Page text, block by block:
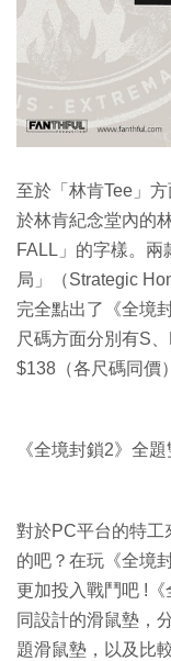
至於「林肯Tee」
於林肯紀念堂內的
FALL」的字樣。兩
局」（Strategic
完全點出了《全境
尺碼方面分別有S
$138（各尺碼同價
《全境封鎖2》全
對於PC平台的特工
的吧？在玩《全境
更加投入戰鬥吧 !
同設計的滑鼠墊，
題滑鼠墊，以及比